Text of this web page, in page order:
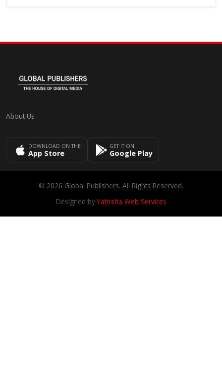
About Us
DOWNLOAD ON THE
App Store
GET IT ON
Google Play
© 2026 Global Publishers. All Rights Reserved.
Designed byYatosha Web Services